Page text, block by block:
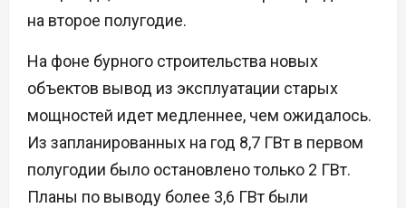
на второе полугодие.
На фоне бурного строительства новых
объектов вывод из эксплуатации старых
мощностей идет медленнее, чем ожидалось.
Из запланированных на год 8,7 ГВт в первом
полугодии было остановлено только 2 ГВт.
Планы по выводу более 3,6 ГВт были